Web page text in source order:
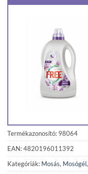
Termékazonosító: 98064
EAN: 4820196011392
Kategóriák: Mosás, Mosógél,